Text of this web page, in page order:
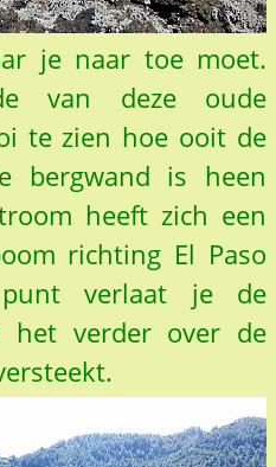
je naar toe moet.
van deze oude
te zien hoe ooit de
bergwand is heen
heeft zich een
richting El Paso
verlaat je de
het verder over de